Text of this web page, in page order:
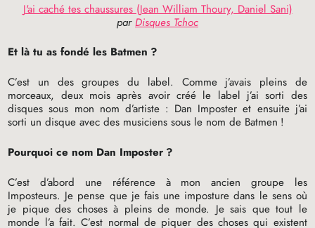
J'ai caché tes chaussures (Jean William Thoury, Daniel Sani)
parDisques Tchoc
Et là tu as fondé les Batmen ?
C’est un des groupes du label. Comme j’avais pleins de
morceaux, deux mois après avoir créé le label j’ai sorti des
disques sous mon nom d’artiste : Dan Imposter et ensuite j’ai
sorti un disque avec des musiciens sous le nom de Batmen !
Pourquoi ce nom Dan Imposter ?
C’est d’abord une référence à mon ancien groupe les
Imposteurs. Je pense que je fais une imposture dans le sens où
je pique des choses à pleins de monde. Je sais que tout le
monde l’a fait. C’est normal de piquer des choses qui existent